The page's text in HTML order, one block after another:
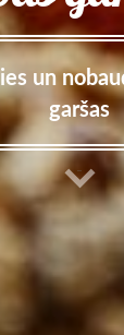
un
garšas